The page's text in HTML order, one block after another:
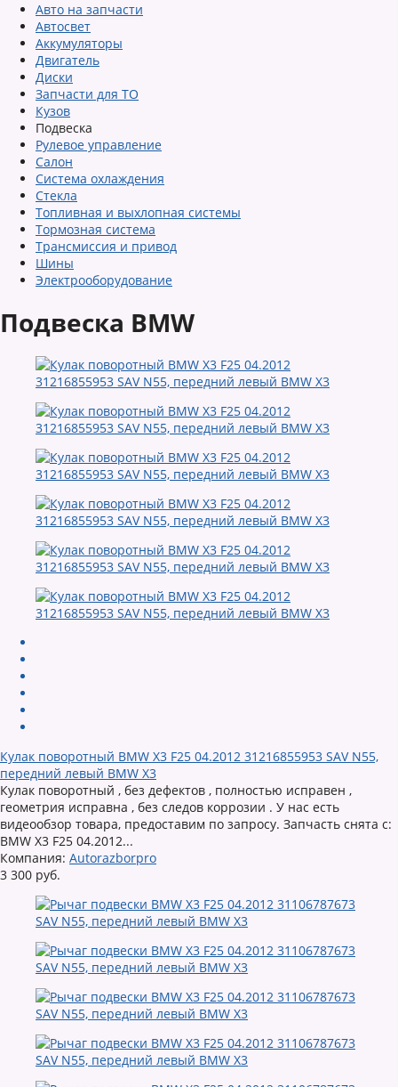
Авто на запчасти
Автосвет
Аккумуляторы
Двигатель
Диски
Запчасти для ТО
Кузов
Подвеска
Рулевое управление
Салон
Система охлаждения
Стекла
Топливная и выхлопная системы
Тормозная система
Трансмиссия и привод
Шины
Электрооборудование
Подвеска BMW
Кулак поворотный BMW X3 F25 04.2012 31216855953 SAV N55,
передний левый BMW X3
Кулак поворотный , без дефектов , полностью исправен ,
геометрия исправна , без следов коррозии . У нас есть
видеообзор товара, предоставим по запросу. Запчасть снята с:
BMW X3 F25 04.2012...
Компания: Autorazborpro
3 300 руб.